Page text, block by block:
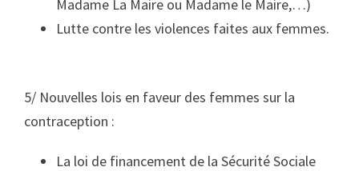
Madame La Maire ou Madame le Maire,…)
Lutte contre les violences faites aux femmes.
5/ Nouvelles lois en faveur des femmes sur la
contraception :
La loi de financement de la Sécurité Sociale